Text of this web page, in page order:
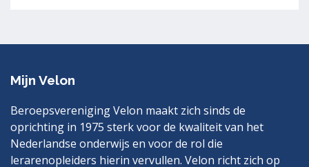
Mijn Velon
Beroepsvereniging Velon maakt zich sinds de
oprichting in 1975 sterk voor de kwaliteit van het
Nederlandse onderwijs en voor de rol die
lerarenopleiders hierin vervullen. Velon richt zich op